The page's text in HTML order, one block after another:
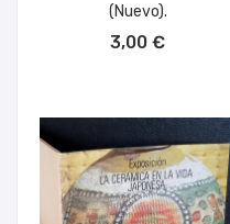
(nuevo).
3,00 €